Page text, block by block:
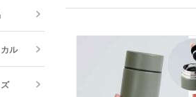
もすんなり入ります。冷たい缶ビ
ジャスで光沢感あるシャンパンゴ
ネイビー・ブラック・モカブラウ
らお選びいただけます。
反射板・リフレクター
箸・カトラリー・スプ
フォトフレーム・ピ
ーボード
ル